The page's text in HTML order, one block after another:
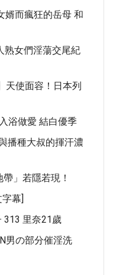
婿而瘋狂的岳母 和
熟女們淫蕩交尾紀
天使面容！日本列
浴做愛 結白優季
播種大叔的揮汗濃
」若隱若現！
幕]
313 里奈21歲
男の部分催淫洗